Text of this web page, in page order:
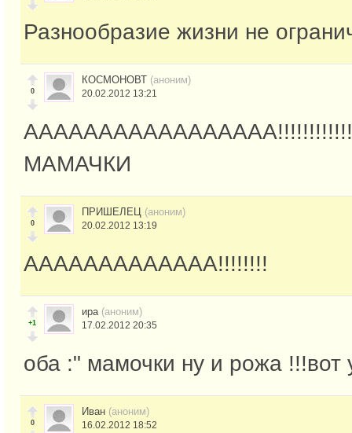
Разнообразие жизни не
0
КОСМОНОВТ (аноним)
20.02.2012 13:21
МАМАЧКИ
0
ПРИШЕЛЕЦ (аноним)
20.02.2012 13:19
ААААААААААААА!!!!!!!!
+1
ира (аноним)
17.02.2012 20:35
оба :" мамочки ну и рожа !!!вот
0
Иван (аноним)
16.02.2012 18:52